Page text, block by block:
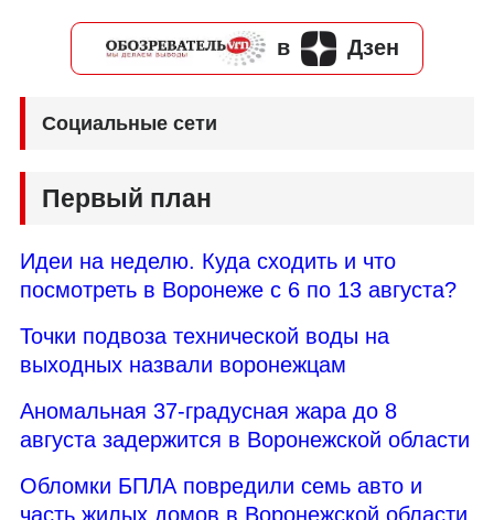
в Дзен
Социальные сети
Первый план
Идеи на неделю. Куда сходить и что
посмотреть в Воронеже с 6 по 13 августа?
Точки подвоза технической воды на
выходных назвали воронежцам
Аномальная 37-градусная жара до 8
августа задержится в Воронежской области
Обломки БПЛА повредили семь авто и
часть жилых домов в Воронежской области